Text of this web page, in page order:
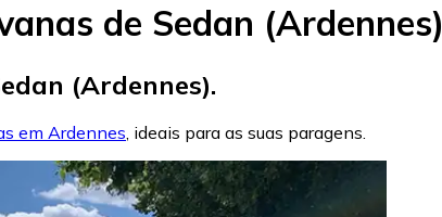
de Sedan (Ardennes)
(Ardennes).
em Ardennes, ideais para as suas paragens.